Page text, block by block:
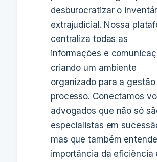
desburocratizar o
extrajudicial. Nossa
centraliza todas as
informações e
criando um ambiente
organizado para a gestão
processo. Conectamos
advogados que não só
especialistas em
mas que também
importância da eficiência